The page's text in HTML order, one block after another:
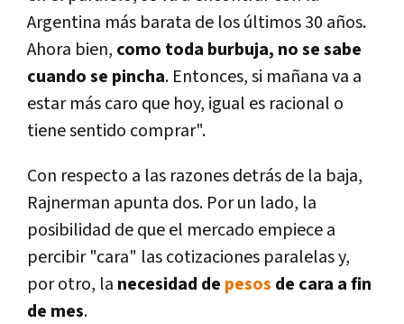
Argentina más barata de los últimos 30 años.
Ahora bien, como toda burbuja, no se sabe
cuando se pincha. Entonces, si mañana va a
estar más caro que hoy, igual es racional o
tiene sentido comprar".
Con respecto a las razones detrás de la baja,
Rajnerman apunta dos. Por un lado, la
posibilidad de que el mercado empiece a
percibir "cara" las cotizaciones paralelas y,
por otro, la necesidad de pesos de cara a fin
de mes.